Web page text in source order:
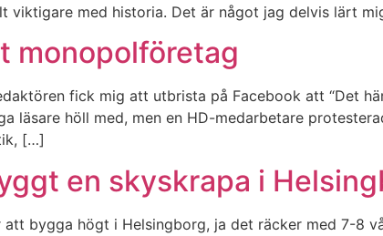
viktigare med historia. Det är något jag delvis lärt
monopolföretag
fick mig att utbrista på Facebook att “Det
läsare höll med, men en HD-medarbetare
[…]
en skyskrapa i
bygga högt i Helsingborg, ja det räcker med 7-8